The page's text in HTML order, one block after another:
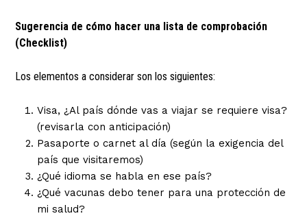
Sugerencia de cómo hacer una lista de comprobación
(Checklist)
Los elementos a considerar son los siguientes:
Visa, ¿Al país dónde vas a viajar se requiere visa?
(revisarla con anticipación)
Pasaporte o carnet al día (según la exigencia del
país que visitaremos)
¿Qué idioma se habla en ese país?
¿Qué vacunas debo tener para una protección de
mi salud?